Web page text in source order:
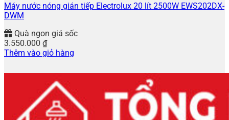
Máy nước nóng gián tiếp Electrolux 20 lít 2500W EWS202DX-
DWM
Quà ngon giá sốc
3.550.000 ₫
Thêm vào giỏ hàng